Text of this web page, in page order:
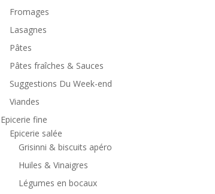
Fromages
Lasagnes
Pâtes
Pâtes fraîches & Sauces
Suggestions Du Week-end
Viandes
Epicerie fine
Epicerie salée
Grisinni & biscuits apéro
Huiles & Vinaigres
Légumes en bocaux